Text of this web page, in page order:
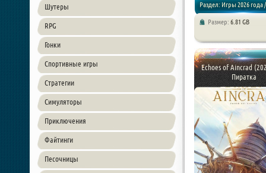
Шутеры
RPG
Гонки
Спортивные игры
Стратегии
Симуляторы
Приключения
Файтинги
Песочницы
Раздел: Игры 2026 года /
Размер: 6.81 GB
Echoes of Aincrad
Пиратка